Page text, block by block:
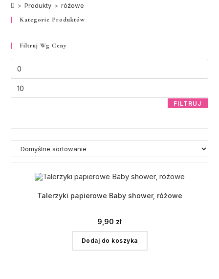
> Produkty > różowe
Talerzyki papierowe Baby shower, różowe
9,90 zł
Dodaj do koszyka
Kategorie Produktów
Filtruj Wg Ceny
FILTRUJ